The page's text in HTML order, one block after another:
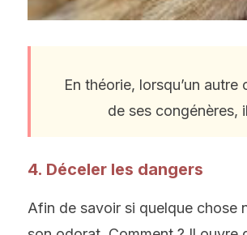
En théorie, lorsqu’un
de ses congénères,
4. Déceler les dangers
Afin de savoir si quelque chose